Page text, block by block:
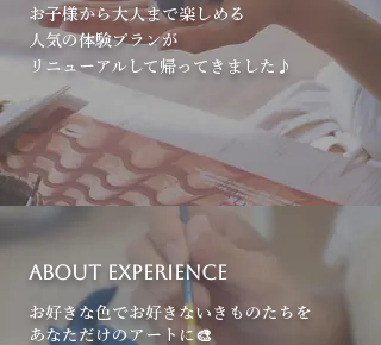
お子様から大人まで楽しめる
人気の体験プランが
リニューアルして帰ってきました♪
​ABOUT EXPERIENCE
お好きな色でお好きないきものたちを
あなただけのアートに🎨